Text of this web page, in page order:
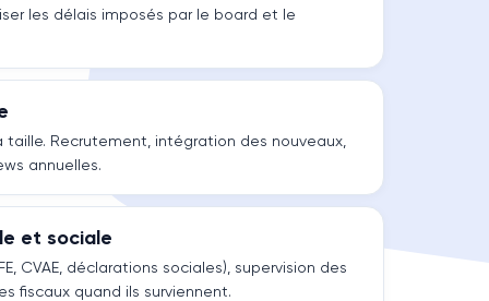
les délais imposés par le board et le
Recrutement, intégration des nouveaux,
annuelles.
et sociale
CVAE, déclarations sociales), supervision des
fiscaux quand ils surviennent.